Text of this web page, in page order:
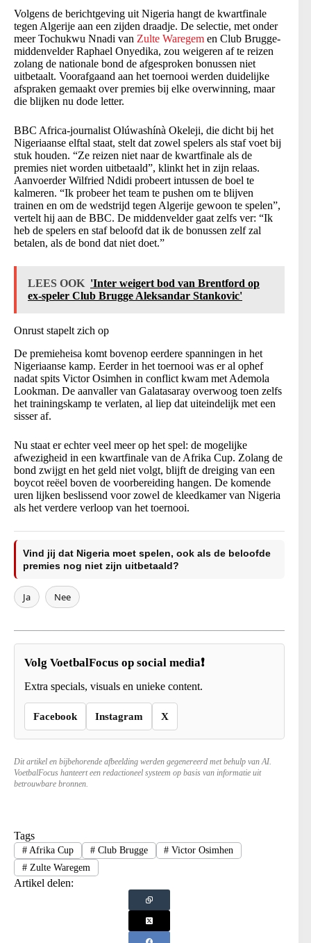
Volgens de berichtgeving uit Nigeria hangt de kwartfinale
tegen Algerije aan een zijden draadje. De selectie, met onder
meer Tochukwu Nnadi van Zulte Waregem en Club Brugge-
middenvelder Raphael Onyedika, zou weigeren af te reizen
zolang de nationale bond de afgesproken bonussen niet
uitbetaalt. Voorafgaand aan het toernooi werden duidelijke
afspraken gemaakt over premies bij elke overwinning, maar
die blijken nu dode letter.
BBC Africa-journalist Olúwashínà Okeleji, die dicht bij het
Nigeriaanse elftal staat, stelt dat zowel spelers als staf voet bij
stuk houden. “Ze reizen niet naar de kwartfinale als de
premies niet worden uitbetaald”, klinkt het in zijn relaas.
Aanvoerder Wilfried Ndidi probeert intussen de boel te
kalmeren. “Ik probeer het team te pushen om te blijven
trainen en om de wedstrijd tegen Algerije gewoon te spelen”,
vertelt hij aan de BBC. De middenvelder gaat zelfs ver: “Ik
heb de spelers en staf beloofd dat ik de bonussen zelf zal
betalen, als de bond dat niet doet.”
LEES OOK 'Inter weigert bod van Brentford op
ex-speler Club Brugge Aleksandar Stankovic'
Onrust stapelt zich op
De premieheisa komt bovenop eerdere spanningen in het
Nigeriaanse kamp. Eerder in het toernooi was er al ophef
nadat spits Victor Osimhen in conflict kwam met Ademola
Lookman. De aanvaller van Galatasaray overwoog toen zelfs
het trainingskamp te verlaten, al liep dat uiteindelijk met een
sisser af.
Nu staat er echter veel meer op het spel: de mogelijke
afwezigheid in een kwartfinale van de Afrika Cup. Zolang de
bond zwijgt en het geld niet volgt, blijft de dreiging van een
boycot reëel boven de voorbereiding hangen. De komende
uren lijken beslissend voor zowel de kleedkamer van Nigeria
als het verdere verloop van het toernooi.
Vind jij dat Nigeria moet spelen, ook als de beloofde
premies nog niet zijn uitbetaald?
Ja Nee
Volg VoetbalFocus op social media❗
Extra specials, visuals en unieke content.
Facebook Instagram X
Dit artikel en bijbehorende afbeelding werden gegenereerd met behulp van AI.
VoetbalFocus hanteert een redactioneel systeem op basis van informatie uit
betrouwbare bronnen.
Tags
#Afrika Cup #Club Brugge # Victor Osimhen
#Zulte Waregem
Artikel delen: